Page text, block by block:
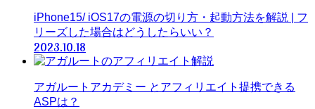
iPhone15/ iOS17の電源の切り方・起動方法を解説 | フ
リーズした場合はどうしたらいい？
2023.10.18
アガルートアカデミー とアフィリエイト提携できる
ASPは？